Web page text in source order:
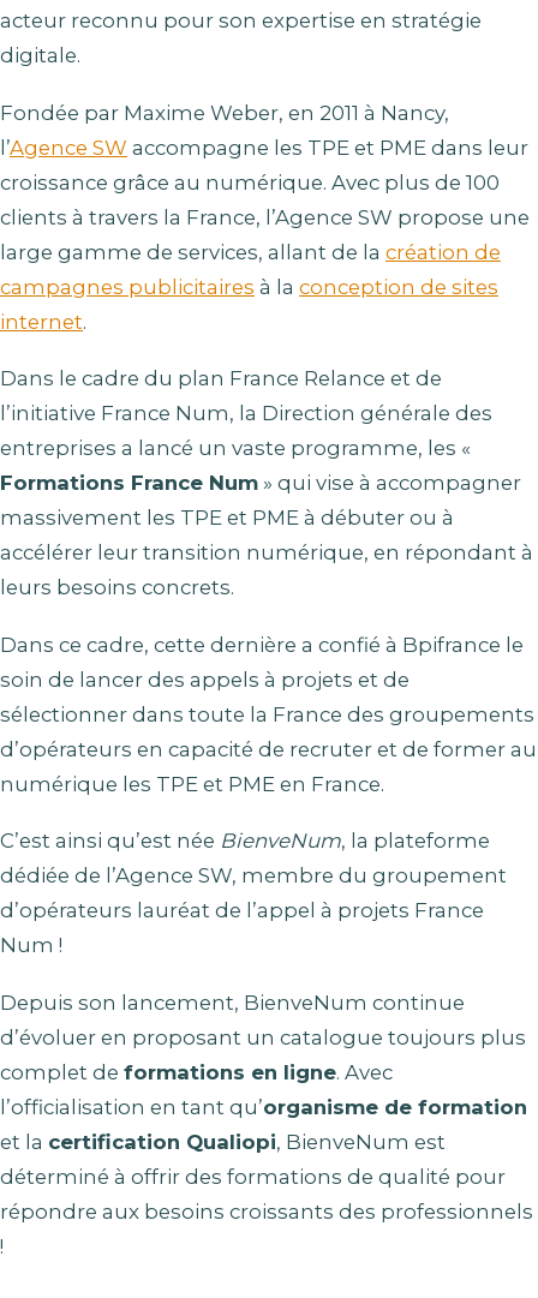
acteur reconnu pour son expertise en stratégie
digitale.
Fondée par Maxime Weber, en 2011 à Nancy,
l’Agence SW accompagne les TPE et PME dans leur
croissance grâce au numérique. Avec plus de 100
clients à travers la France, l’Agence SW propose une
large gamme de services, allant de la création de
campagnes publicitaires à la conception de sites
internet.
Dans le cadre du plan France Relance et de
l’initiative France Num, la Direction générale des
entreprises a lancé un vaste programme, les «
Formations France Num » qui vise à accompagner
massivement les TPE et PME à débuter ou à
accélérer leur transition numérique, en répondant à
leurs besoins concrets.
Dans ce cadre, cette dernière a confié à Bpifrance le
soin de lancer des appels à projets et de
sélectionner dans toute la France des groupements
d’opérateurs en capacité de recruter et de former au
numérique les TPE et PME en France.
C’est ainsi qu’est née BienveNum, la plateforme
dédiée de l’Agence SW, membre du groupement
d’opérateurs lauréat de l’appel à projets France
Num !
Depuis son lancement, BienveNum continue
d’évoluer en proposant un catalogue toujours plus
complet de formations en ligne. Avec
l’officialisation en tant qu’organisme de formation
et la certification Qualiopi, BienveNum est
déterminé à offrir des formations de qualité pour
répondre aux besoins croissants des professionnels
!